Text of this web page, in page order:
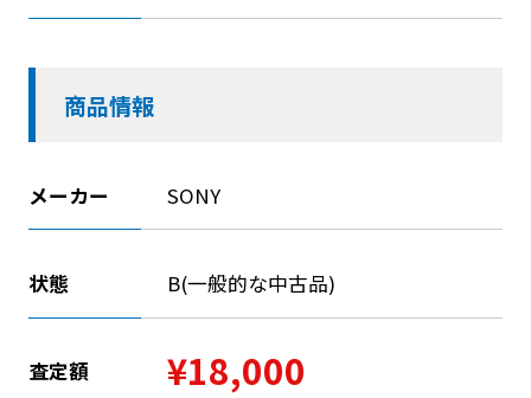
商品情報
メーカー SONY
状態 B(一般的な中古品)
査定額 ¥18,000